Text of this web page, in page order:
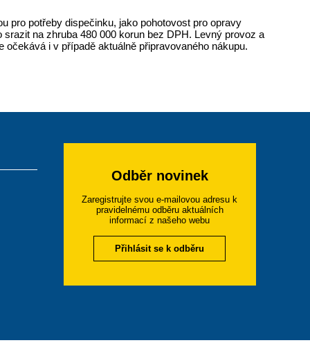
pro potřeby dispečinku, jako pohotovost pro opravy
na zhruba 480 000 korun bez DPH. Levný provoz a
i v případě aktuálně připravovaného nákupu.
Odběr novinek
Zaregistrujte svou e-mailovou adresu k
pravidelnému odběru aktuálních
informací z našeho webu
Přihlásit se k odběru